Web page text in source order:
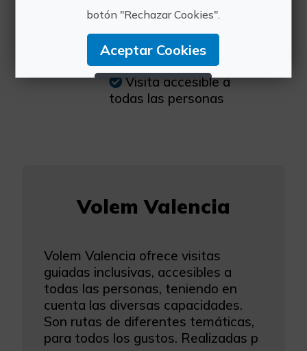
personas
Otra información:
Visita accesible a
todas las personas
Volem Valencia
Volem Valencia ofrece visitas
guiadas inclusivas, accesibles a
todas las personas, teniendo en
cuenta las diversas capacidades.
Son rutas de diferentes temáticas,
para todos los gustos. Realizadas p
botón "Rechazar Cookies".
Aceptar Cookies
Rechazar Cookies